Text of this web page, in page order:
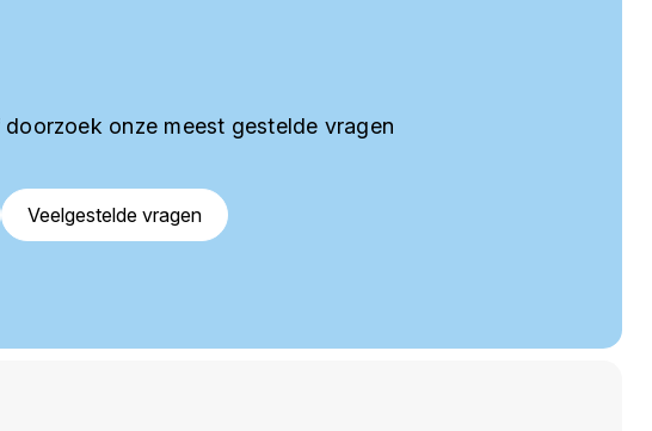
onze meest gestelde vragen
Veelgestelde vragen